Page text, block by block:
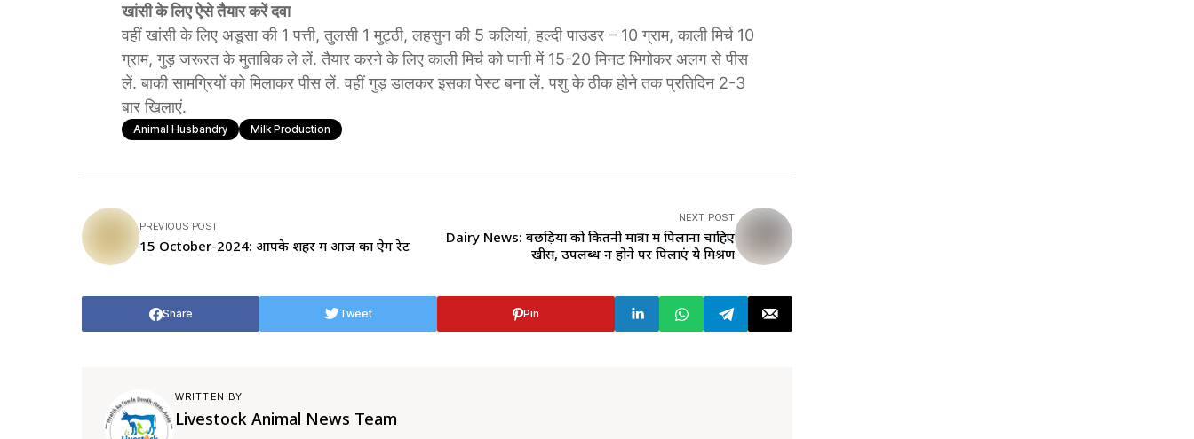
खांसी के लिए ऐसे तैयार करें दवा
वहीं खांसी के लिए अडूसा की 1 पत्ती, तुलसी 1 ​मुट्ठी, लहसुन की 5 कलियां, हल्दी पाउडर – 10 ग्राम, काली मिर्च 10
ग्राम, गुड़ जरूरत के मुताबिक ले लें. तैयार करने के लिए काली मिर्च को पानी में 15-20 मिनट भिगोकर अलग से पीस
लें. बाकी सामग्रियों को मिलाकर पीस लें. वहीं गुड़ डालकर इसका पेस्ट बना लें. पशु के ठीक होने तक प्रतिदिन 2-3
बार खिलाएं.
Animal Husbandry Milk Production
PREVIOUS POST
15 October-2024: आपके शहर में आज का ऐग रेट
NEXT POST
Dairy News: बछड़ियों को कितनी मात्रा में पिलाना चाहिए
खीस, उपलब्ध न होने पर पिलाएं ये मिश्रण
Share Tweet Pin
WRITTEN BY
Livestock Animal News Team